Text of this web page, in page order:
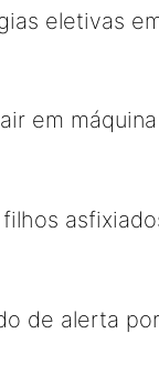
eletivas
em
de alerta